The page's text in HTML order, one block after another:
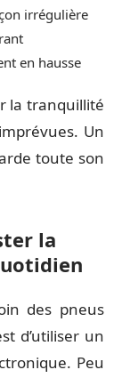
irrégulière
en hausse
la tranquillité
Un
toute son
la
des pneus
d’utiliser un
Peu